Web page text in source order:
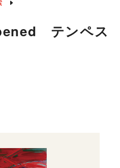
テンペス